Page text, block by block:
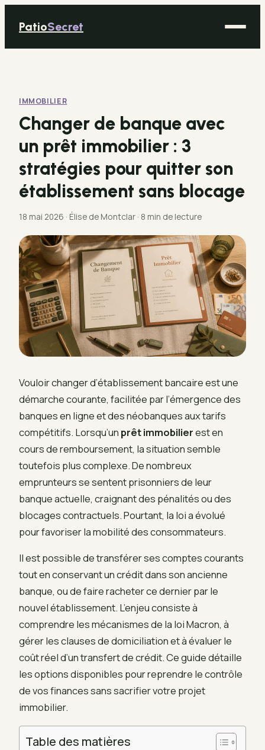
PatioSecret
Bricolage
Déco
Immobilier
Jardinage
IMMOBILIER
Changer de banque avec
un prêt immobilier : 3
stratégies pour quitter son
établissement sans blocage
18 mai 2026 · Élise de Montclar · 8 min de lecture
Vouloir changer d’établissement bancaire est une
démarche courante, facilitée par l’émergence des
banques en ligne et des néobanques aux tarifs
compétitifs. Lorsqu’un prêt immobilierest en
cours de remboursement, la situation semble
toutefois plus complexe. De nombreux
emprunteurs se sentent prisonniers de leur
banque actuelle, craignant des pénalités ou des
blocages contractuels. Pourtant, la loi a évolué
pour favoriser la mobilité des consommateurs.
Il est possible de transférer ses comptes courants
tout en conservant un crédit dans son ancienne
banque, ou de faire racheter ce dernier par le
nouvel établissement. L’enjeu consiste à
comprendre les mécanismes de la loi Macron, à
gérer les clauses de domiciliation et à évaluer le
coût réel d’un transfert de crédit. Ce guide détaille
les options disponibles pour reprendre le contrôle
de vos finances sans sacrifier votre projet
immobilier.
Table des matières